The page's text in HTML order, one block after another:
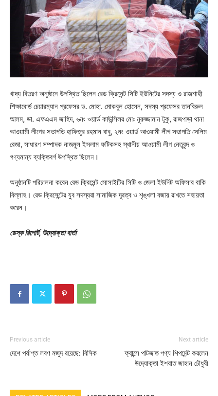
খাদ্য বিতরণ অনুষ্ঠানে উপস্থিত ছিলেন রেড ক্রিসেন্ট সিটি ইউনিটের সদস্য ও রাজশাহী
শিক্ষাবোর্ড চেয়ারম্যান প্রফেসর ড. মোহা. মোকবুল হোসেন, সদস্য প্রফেসর তানবিরুল
আলম, ডা. এফএএম জাহিদ, ৬নং ওয়ার্ড কাউন্সিলর মোঃ নূরুজ্জামান টুকু, রাজপাড়া থানা
আওয়ামী লীগের সভাপতি হাফিজুর রহমান বাবু, ২নং ওয়ার্ড আওয়ামী লীগ সভাপতি সেলিম
রেজা, সাধারণ সম্পাদক নাজমুল ইসলাম ফটিকসহ স্থানীয় আওয়ামী লীগ নেতৃবৃন্দ ও
গণ্যমান্য ব্যক্তিবর্গ উপস্থিত ছিলেন।
অনুষ্ঠানটি পরিচালনা করেন রেড ক্রিসেন্ট সোসাইটির সিটি ও জেলা ইউনিট অফিসার বাকি
বিল্লাহ। রেড ক্রিসেন্টের যুব সদস্যরা সামাজিক দূরত্ব ও শৃঙ্খলা বজায় রাখতে সহায়তা
করেন।
ডেস্ক রিপোর্ট, উদ্যোক্তা বার্তা
Previous article
দেশে পর্যাপ্ত লবণ মজুদ রয়েছে: বিসিক
Next article
ফ্রান্সে পাটজাত পণ্য শিপমেন্ট করলেন
উদ্যোক্তা ইশরাত জাহান চৌধুরী